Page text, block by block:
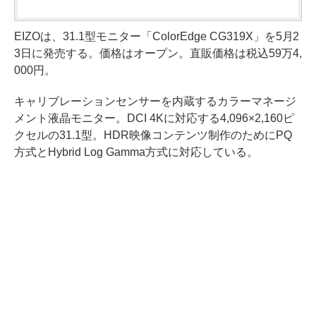
EIZOは、31.1型モニター「ColorEdge CG319X」を5月2
3日に発売する。価格はオープン。直販価格は税込59万4,
000円。
キャリブレーションセンサーを内蔵するカラーマネージ
メント液晶モニター。DCI 4Kに対応する4,096×2,160ピ
クセルの31.1型。HDR映像コンテンツ制作のためにPQ
方式とHybrid Log Gamma方式に対応している。